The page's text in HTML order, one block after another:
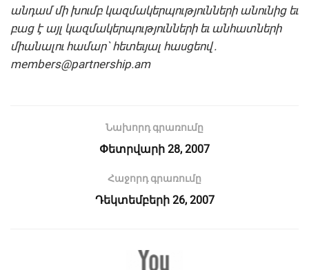
անդամ մի խումբ կազմակերպությունների անունից եւ
բաց է այլ կազմակերպությունների եւ անհատների
միանալու համար` հետեւյալ հասցեով.
members@partnership.am
Նախորդ գրառումը
Փետրվարի 28, 2007
Հաջորդ գրառումը
Դեկտեմբերի 26, 2007